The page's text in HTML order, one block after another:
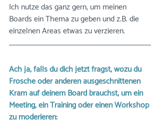
Ich nutze das ganz gern, um meinen
Boards ein Thema zu geben und z.B. die
einzelnen Areas etwas zu verzieren.
Ach ja, falls du dich jetzt fragst, wozu du
Frösche oder anderen ausgeschnittenen
Kram auf deinem Board brauchst, um ein
Meeting, ein Training oder einen Workshop
zu moderieren: